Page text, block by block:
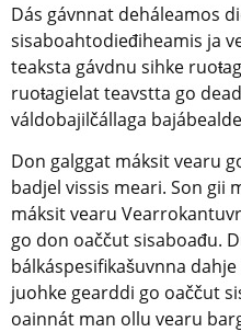
Dás gávnnat deháleamos
sisaboahtodieđiheamis ja
teaksta gávdnu sihke
ruoŧagielat teavstta go
váldobajilčállaga
Don galggat máksit vearu
badjel vissis meari. Son gii
máksit vearu
go don oaččut sisaboađu.
bálkáspesifikašuvnna
juohke gearddi go oaččut
oainnát man ollu vearu